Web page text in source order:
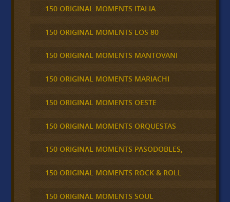
150 ORIGINAL MOMENTS ITALIA
150 ORIGINAL MOMENTS LOS 80
150 ORIGINAL MOMENTS MANTOVANI
150 ORIGINAL MOMENTS MARIACHI
150 ORIGINAL MOMENTS OESTE
150 ORIGINAL MOMENTS ORQUESTAS
150 ORIGINAL MOMENTS PASODOBLES,
150 ORIGINAL MOMENTS ROCK & ROLL
150 ORIGINAL MOMENTS SOUL